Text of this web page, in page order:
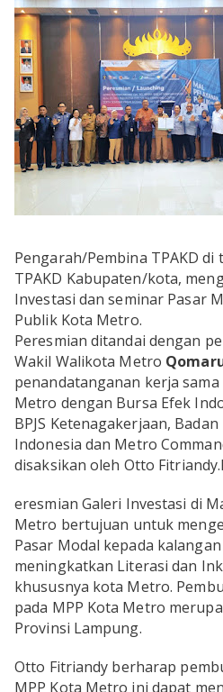
DAERAH
BANDAR LAMPUNG
METRO
LAMPUNG TENGAH
LAMPUNG UTARA
LAMPUNG BARAT
LAMPUNG SELATAN
PESAWARAN
TANGGAMUS
PESISIR BARAT
TULANG BAWANG BARAT
MESUJI
WAY KANAN
PRINGSEWU
PENDIDIKAN
WISATA
OLAHRAGA
ADVETORIAL
Pengarah/Pembina TPAKD
TPAKD Kabupaten/kota,
Investasi dan seminar Pasar
Publik Kota Metro.
Peresmian ditandai dengan
Wakil Walikota Metro
penandatanganan kerja
Metro dengan Bursa Efek
BPJS Ketenagakerjaan, Badan
Indonesia dan Metro
disaksikan oleh Otto Fitriandy.
eresmian Galeri Investasi di
Metro bertujuan untuk
Pasar Modal kepada
meningkatkan Literasi dan
khususnya kota Metro.
pada MPP Kota Metro
Provinsi Lampung.
Otto Fitriandy berharap
MPP Kota Metro ini dapat